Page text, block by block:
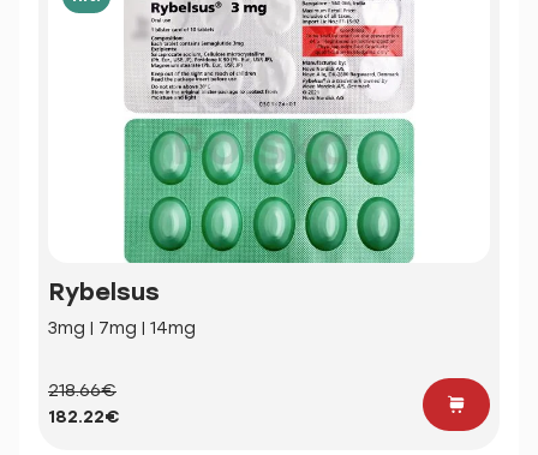
Rybelsus
3mg | 7mg | 14mg
218.66€
182.22€